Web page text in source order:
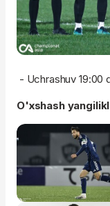
- Uchrashuv 19:00
O'xshash